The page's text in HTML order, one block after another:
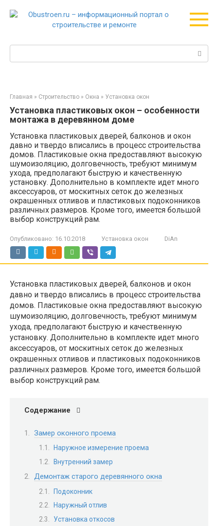
Поиск:
Главная » Строительство » Окна » Установка окон
Установка пластиковых окон – особенности
монтажа в деревянном доме
Установка пластиковых дверей, балконов и окон
давно и твердо вписались в процесс строительства
домов. Пластиковые окна предоставляют высокую
шумоизоляцию, долговечность, требуют минимум
ухода, предполагают быструю и качественную
установку. Дополнительно в комплекте идет много
аксессуаров, от москитных сеток до железных
окрашенных отливов и пластиковых подоконников
различных размеров. Кроме того, имеется большой
выбор конструкций рам.
Опубликовано: 16.10.2018 Установка окон DiAn
Установка пластиковых дверей, балконов и окон
давно и твердо вписались в процесс строительства
домов. Пластиковые окна предоставляют высокую
шумоизоляцию, долговечность, требуют минимум
ухода, предполагают быструю и качественную
установку. Дополнительно в комплекте идет много
аксессуаров, от москитных сеток до железных
окрашенных отливов и пластиковых подоконников
различных размеров. Кроме того, имеется большой
выбор конструкций рам.
Содержание
Замер оконного проема
Наружное измерение проема
Внутренний замер
Демонтаж старого деревянного окна
Подоконник
Наружный отлив
Установка откосов